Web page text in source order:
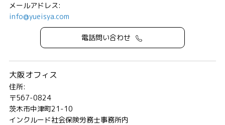
メールアドレス:
info@yueisya.com
電話問い合わせ
大阪オフィス
住所:
〒567-0824
茨木市中津町21-10
インクルード社会保険労務士事務所内